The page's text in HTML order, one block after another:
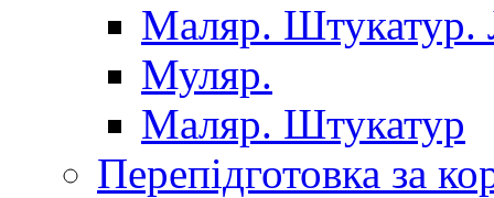
Маляр. Штукатур.
Муляр.
Маляр. Штукатур
Перепідготовка за